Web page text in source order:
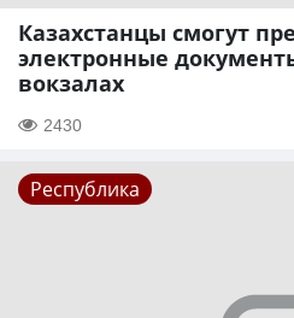
Казахстанцы смогут
электронные
вокзалах
2430
Республика